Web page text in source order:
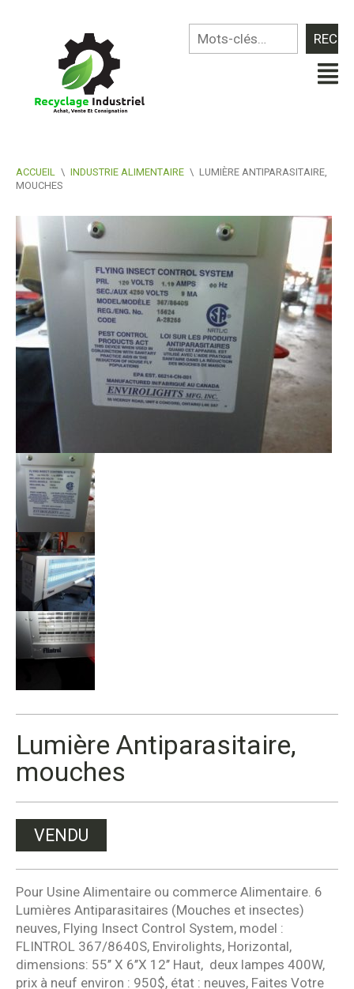
ACCUEIL \ INDUSTRIE ALIMENTAIRE \ LUMIÈRE ANTIPARASITAIRE,
MOUCHES
Lumière Antiparasitaire,
mouches
VENDU
Pour Usine Alimentaire ou commerce Alimentaire. 6
Lumières Antiparasitaires (Mouches et insectes)
neuves, Flying Insect Control System, model :
FLINTROL 367/8640S, Envirolights, Horizontal,
dimensions: 55’’ X 6’’X 12’’ Haut, deux lampes 400W,
prix à neuf environ : 950$, état : neuves, Faites Votre